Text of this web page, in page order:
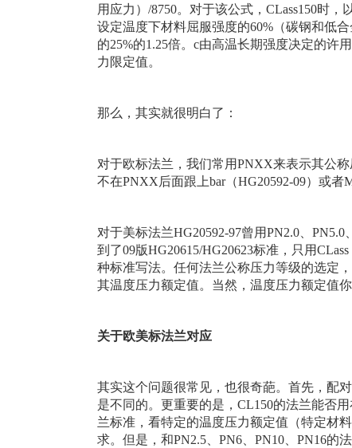
用应力）/8750。对于该公式，CLass150时
设定温度下材料屈服强度的60%（碳钢和低
的25%的1.25倍。c由高温长期强度决定的许
力限定值。
那么，其实就很明白了：
对于欧标法兰，我们常用PNXX来表示其公
不在PNXX后面跟上bar（HG20592-09）或者
对于美标法兰HG20592-97曾用PN2.0、PN5.0
到了09版HG20615/HG20623标准，只用
种标准写法。任何法兰公称压力等级的选定
其温度压力额定值。当然，温度压力额定值
关于欧美标法兰对应
其实这个问题很常见，也很奇葩。首先，配
是不同的。更重要的是，CL150的法兰能否
兰标准，看特定的温度压力额定值（特定材
求。但是，和PN2.5、PN6、PN10、PN16的